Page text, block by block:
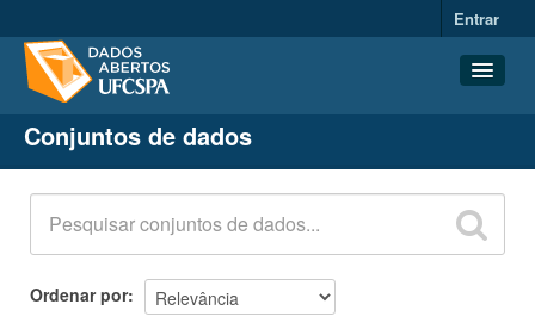
Entrar
Conjuntos de dados
Organizações
Grupos
Sobre
Conjuntos de dados
Ordenar por